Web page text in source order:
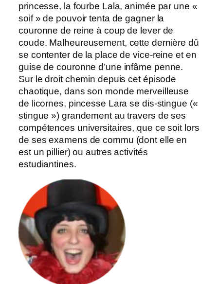
princesse, la fourbe Lala, animée par une «
soif » de pouvoir tenta de gagner la
couronne de reine à coup de lever de
coude. Malheureusement, cette dernière dû
se contenter de la place de vice-reine et en
guise de couronne d’une infâme penne.
Sur le droit chemin depuis cet épisode
chaotique, dans son monde merveilleuse
de licornes, pincesse Lara se dis-stingue («
stingue ») grandement au travers de ses
compétences universitaires, que ce soit lors
de ses examens de commu (dont elle en
est un pillier) ou autres activités
estudiantines.